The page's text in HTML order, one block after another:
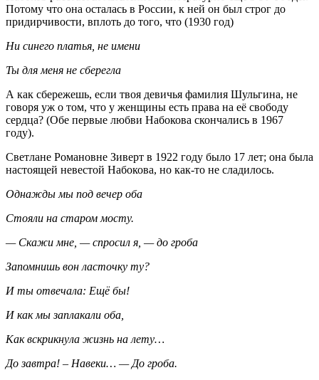
Потому что она осталась в России, к ней он был строг до
придирчивости, вплоть до того, что (1930 год)
Ни синего платья, не имени
Ты для меня не сберегла
А как сбережешь, если твоя девичья фамилия Шульгина, не
говоря уж о том, что у женщины есть права на её свободу
сердца? (Обе первые любви Набокова скончались в 1967
году).
Светлане Романовне Зиверт в 1922 году было 17 лет; она была
настоящей невестой Набокова, но как-то не сладилось.
Однажды мы под вечер оба
Стояли на старом мосту.
— Скажи мне, — спросил я, — до гроба
Запомнишь вон ласточку ту?
И ты отвечала: Ещё бы!
И как мы заплакали оба,
Как вскрикнула жизнь на лету…
До завтра! – Навеки… — До гроба.